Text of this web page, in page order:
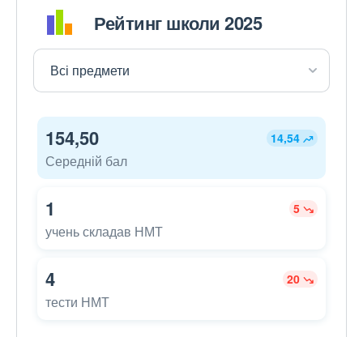
Рейтинг школи 2025
154,50 14,54
Середній бал
1 5
учень складав НМТ
4 20
тести НМТ